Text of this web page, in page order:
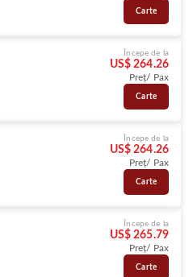
Carte
Începe de la
US$ 264.26
Preț/ Pax
Carte
Începe de la
US$ 264.26
Preț/ Pax
Carte
Începe de la
US$ 265.79
Preț/ Pax
Carte